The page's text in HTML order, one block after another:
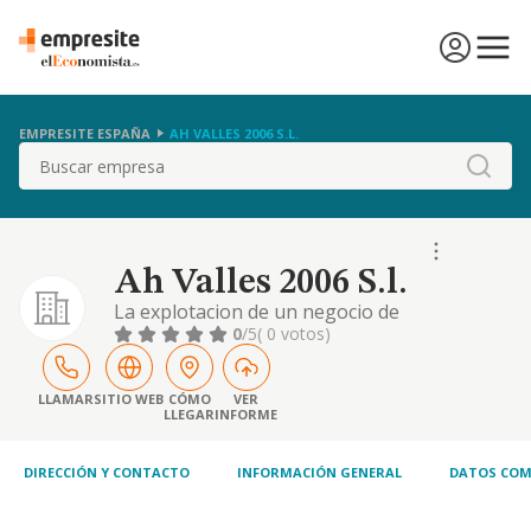
EMPRESITE ESPAÑA AH VALLES 2006 S.L.
Buscar
Ah Valles 2006 S.l.
La explotacion de un negocio de
compraventa, reparacion, alquiler excepto el
financiero activo, exportacion e importacion
de todo tipo de vehiculos
0/5( 0 votos)
LLAMARSITIO WEB CÓMO
LLEGAR
VER
INFORME
DIRECCIÓN Y CONTACTO INFORMACIÓN GENERAL DATOS